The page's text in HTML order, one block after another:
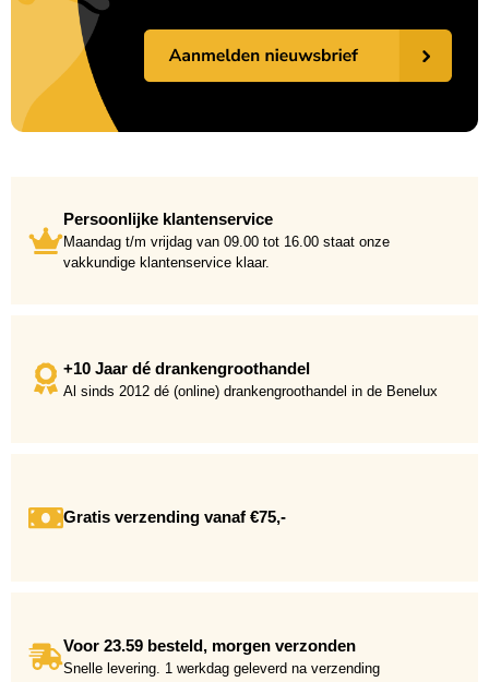
Persoonlijke klantenservice
Maandag t/m vrijdag van 09.00 tot 16.00 staat onze
vakkundige klantenservice klaar.
+10 Jaar dé drankengroothandel
Al sinds 2012 dé (online) drankengroothandel in de Benelux
Gratis verzending vanaf €75,-
Voor 23.59 besteld, morgen verzonden
Snelle levering. 1 werkdag geleverd na verzending